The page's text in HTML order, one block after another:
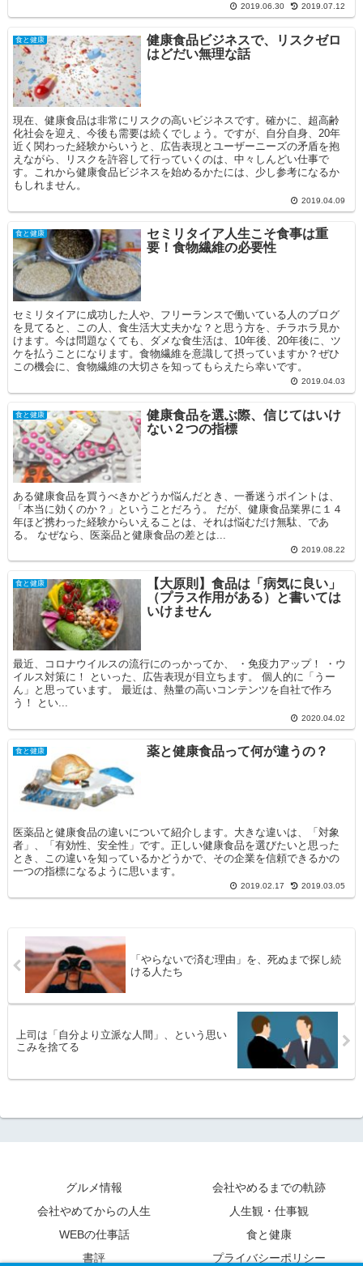
2019.06.30 2019.07.12
食と健康
健康食品ビジネスで、リスクゼロ
はどだい無理な話
現在、健康食品は非常にリスクの高いビジネスです。確かに、超高齢
化社会を迎え、今後も需要は続くでしょう。ですが、自分自身、20年
近く関わった経験からいうと、広告表現とユーザーニーズの矛盾を抱
えながら、リスクを許容して行っていくのは、中々しんどい仕事で
す。これから健康食品ビジネスを始めるかたには、少し参考になるか
もしれません。
2019.04.09
食と健康
セミリタイア人生こそ食事は重
要！食物繊維の必要性
セミリタイアに成功した人や、フリーランスで働いている人のブログ
を見てると、この人、食生活大丈夫かな？と思う方を、チラホラ見か
けます。今は問題なくても、ダメな食生活は、10年後、20年後に、ツ
ケを払うことになります。食物繊維を意識して摂っていますか？ぜひ
この機会に、食物繊維の大切さを知ってもらえたら幸いです。
2019.04.03
食と健康
健康食品を選ぶ際、信じてはいけ
ない２つの指標
ある健康食品を買うべきかどうか悩んだとき、一番迷うポイントは、
「本当に効くのか？」ということだろう。 だが、健康食品業界に１４
年ほど携わった経験からいえることは、それは悩むだけ無駄、であ
る。 なぜなら、医薬品と健康食品の差とは...
2019.08.22
食と健康
【大原則】食品は「病気に良い」
（プラス作用がある）と書いては
いけません
最近、コロナウイルスの流行にのっかってか、 ・免疫力アップ！ ・ウ
イルス対策に！ といった、広告表現が目立ちます。 個人的に「うー
ん」と思っています。 最近は、熱量の高いコンテンツを自社で作ろ
う！ とい...
2020.04.02
食と健康 薬と健康食品って何が違うの？
医薬品と健康食品の違いについて紹介します。大きな違いは、「対象
者」、「有効性、安全性」です。正しい健康食品を選びたいと思った
とき、この違いを知っているかどうかで、その企業を信頼できるかの
一つの指標になるように思います。
2019.02.17 2019.03.05
「やらないで済む理由」を、死ぬまで探し続
ける人たち
上司は「自分より立派な人間」、という思い
こみを捨てる
グルメ情報
会社やめるまでの軌跡
会社やめてからの人生
人生観・仕事観
WEBの仕事話
食と健康
書評
プライバシーポリシー